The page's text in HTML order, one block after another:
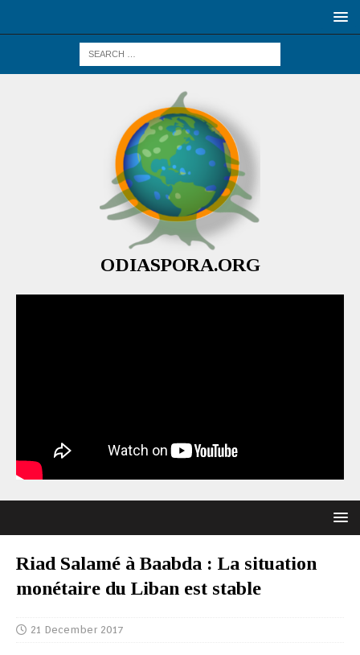
ODIASPORA.ORG
Riad Salamé à Baabda : La situation
monétaire du Liban est stable
21 December 2017